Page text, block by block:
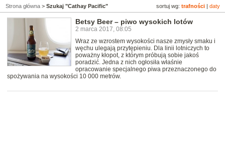
sortuj wg: trafności daty
Strona główna > Szukaj "Cathay Pacific"
Betsy Beer – piwo wysokich lotów
2 marca 2017, 08:05
Wraz ze wzrostem wysokości nasze zmysły smaku i
węchu ulegają przytępieniu. Dla linii lotniczych to
poważny kłopot, z którym próbują sobie jakoś
poradzić. Jedna z nich ogłosiła właśnie
opracowanie specjalnego piwa przeznaczonego do
spożywania na wysokości 10 000 metrów.